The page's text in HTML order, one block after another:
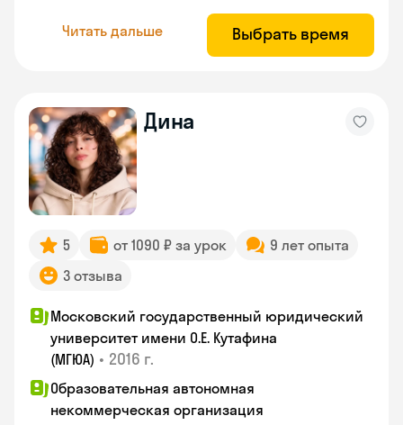
Читать дальше Выбрать время
Дина
5 от 1090 ₽ за урок
9 лет опыта
3 отзыва
Московский государственный юридический
университет имени О.Е. Кутафина
(МГЮА) • 2016 г.
Образовательная автономная
некоммерческая организация